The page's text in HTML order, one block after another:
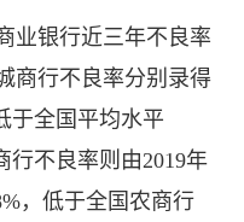
业银行近三年不良率
商行不良率分别录得
于全国平均水平
行不良率则由2019年
，低于全国农商行